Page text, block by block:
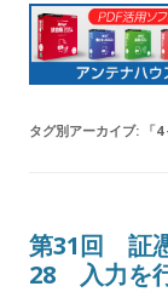
タグ別アーカイブ: 「
第31回 証
28 入力を